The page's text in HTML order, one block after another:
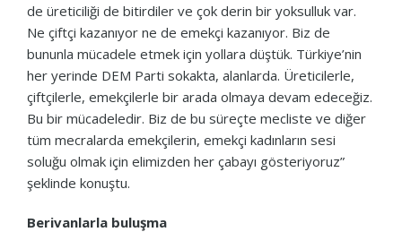
de üreticiliği de bitirdiler ve çok derin bir yoksulluk var.
Ne çiftçi kazanıyor ne de emekçi kazanıyor. Biz de
bununla mücadele etmek için yollara düştük. Türkiye’nin
her yerinde DEM Parti sokakta, alanlarda. Üreticilerle,
çiftçilerle, emekçilerle bir arada olmaya devam edeceğiz.
Bu bir mücadeledir. Biz de bu süreçte mecliste ve diğer
tüm mecralarda emekçilerin, emekçi kadınların sesi
soluğu olmak için elimizden her çabayı gösteriyoruz”
şeklinde konuştu.
Berivanlarla buluşma